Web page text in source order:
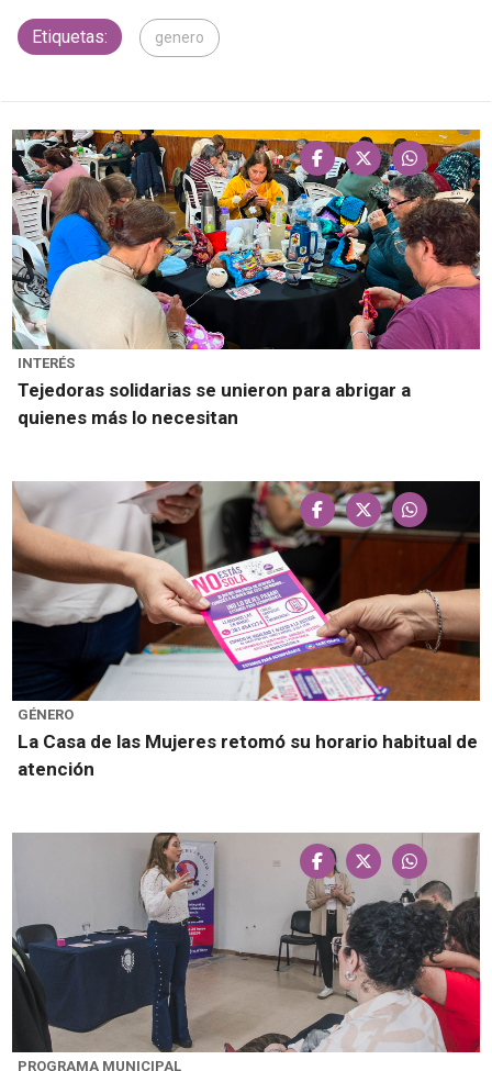
Etiquetas: genero
INTERÉS
Tejedoras solidarias se unieron para abrigar a
quienes más lo necesitan
GÉNERO
La Casa de las Mujeres retomó su horario habitual de
atención
PROGRAMA MUNICIPAL